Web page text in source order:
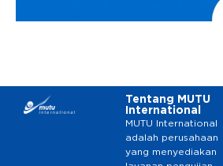
Tentang MUTU
International
MUTU International
adalah perusahaan
yang menyediakan